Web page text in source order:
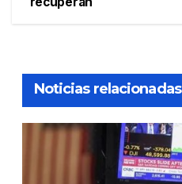
entradas
Noticias relacionadas